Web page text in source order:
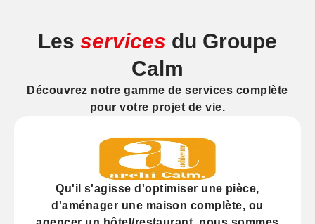
Les services du Groupe
Calm
Découvrez notre gamme de services complète
pour votre projet de vie.
Qu'il s'agisse d'optimiser une pièce,
d'aménager une maison complète, ou